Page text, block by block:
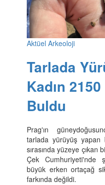
Aktüel Arkeoloji
Tarlada
Kadın
Buldu
Prag'ın
tarlada yürüyüş yapan
sırasında yüzeye çıkan
Çek Cumhuriyeti'nde
büyük erken ortaçağ
farkında değildi.